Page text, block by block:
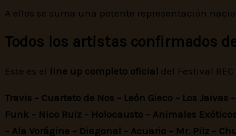
A ellos se suma una potente representación
Todos los artistas confirmados
Este es el line up completo oficial del Festival REC
Travis – Cuarteto de Nos – León Gieco – Los
Funk – Nico Ruiz – Holocausto – Animales
– Ala Vorágine – Diagonal – Acuario – Mr. Pilz –